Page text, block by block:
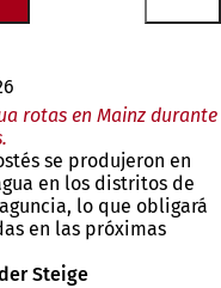
rotas en Mainz durante
se produjeron en
en los distritos de
lo que obligará
en las próximas
Steige